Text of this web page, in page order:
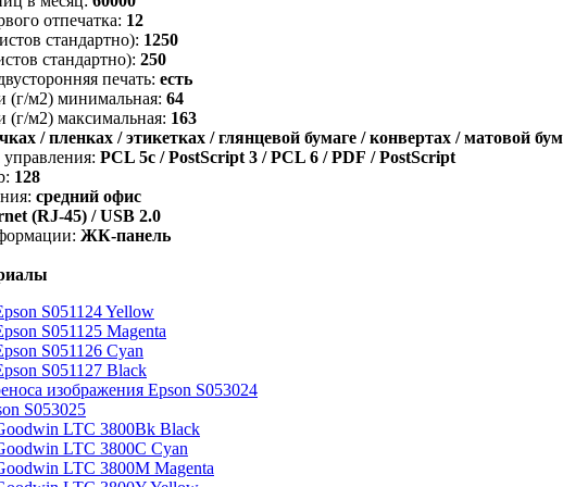
отпечатка: 12
стандартно): 1250
стандартно): 250
печать: есть
(г/м2) минимальная: 64
(г/м2) максимальная: 163
/ пленках / этикетках / глянцевой бумаге / конвертах / матовой
PCL 5c / PostScript 3 / PCL 6 / PDF / PostScript
128
средний офис
(RJ-45) / USB 2.0
ЖК-панель
S051124 Yellow
S051125 Magenta
S051126 Cyan
S051127 Black
изображения Epson S053024
S053025
LTC 3800Bk Black
LTC 3800C Cyan
LTC 3800M Magenta